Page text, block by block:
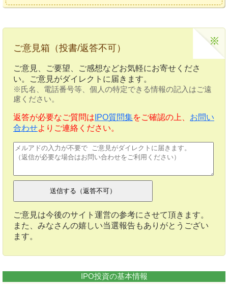
ご意見箱（投書/返答不可）
ご意見、ご要望、ご感想などお気軽にお寄せくださ
い。ご意見がダイレクトに届きます。
※氏名、電話番号等、個人の特定できる情報の記入はご遠
慮ください。
返答が必要なご質問は IPO質問集をご確認の上、 お問い
合わせよりご連絡ください。
ご意見は今後のサイト運営の参考にさせて頂きます。
また、みなさんの嬉しい当選報告もありがとうござい
ます。
IPO投資の基本情報